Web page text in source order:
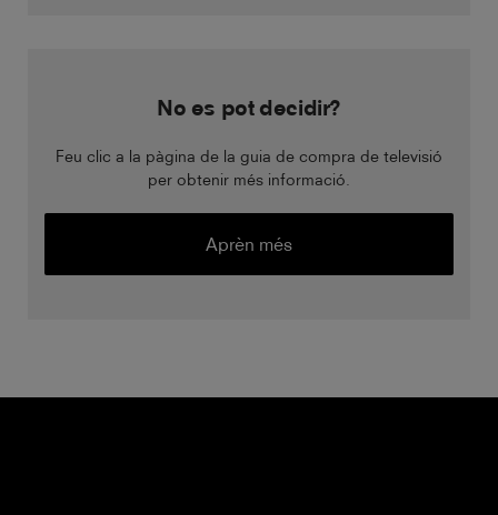
No es pot decidir?
Feu clic a la pàgina de la guia de compra de televisió
per obtenir més informació.
Aprèn més